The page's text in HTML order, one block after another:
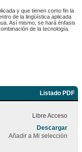
y que tienen como fin la
de la lingüística aplicada
Así mismo, se hará énfasis
de la tecnología.
Listado PDF
Libre Acceso
Descargar
Añadir a Mi selección